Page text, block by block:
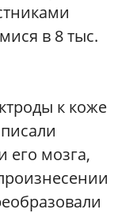
в 8 тыс.
к коже
его мозга,